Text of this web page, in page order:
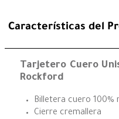
Características del
Tarjetero Cuero
Rockford
Billetera cuero 100%
Cierre cremallera